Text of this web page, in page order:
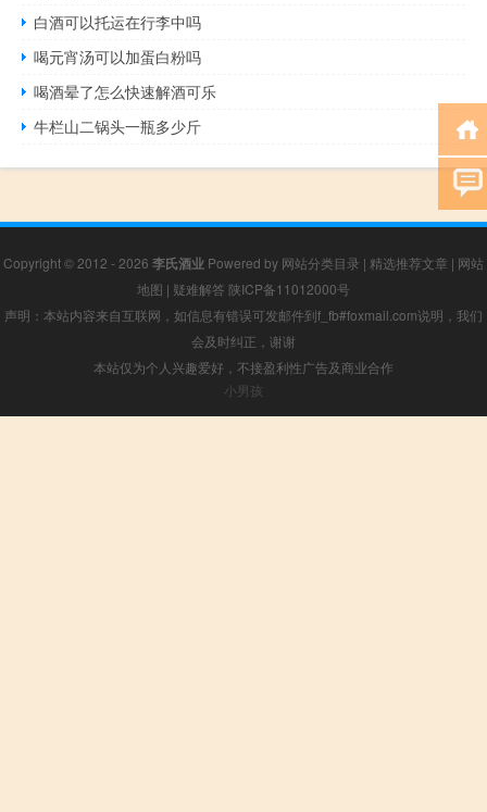
白酒可以托运在行李中吗
喝元宵汤可以加蛋白粉吗
喝酒晕了怎么快速解酒可乐
牛栏山二锅头一瓶多少斤
Copyright © 2012 - 2026 李氏酒业 Powered by 网站分类目录 | 精选推荐文章 | 网站
地图 | 疑难解答 陕ICP备11012000号
声明：本站内容来自互联网，如信息有错误可发邮件到f_fb#foxmail.com说明，我们
会及时纠正，谢谢
本站仅为个人兴趣爱好，不接盈利性广告及商业合作
小男孩